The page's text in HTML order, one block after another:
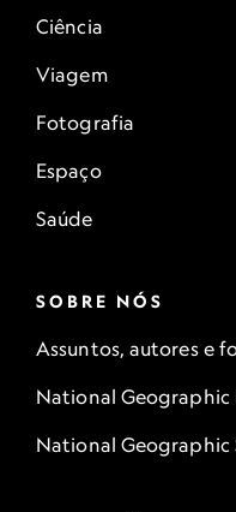
Ciência
Viagem
Fotografia
Espaço
Saúde
SOBRE NÓS
Assuntos, autores e
National Geographic
National Geographic